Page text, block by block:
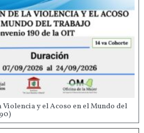
y el Acoso en el Mundo del